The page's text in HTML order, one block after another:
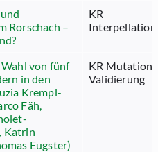
Rorschach –
KR
Interpellation
von fünf
in den
Krempl-
Fäh,
Katrin
Eugster)
KR Mutation
Validierung